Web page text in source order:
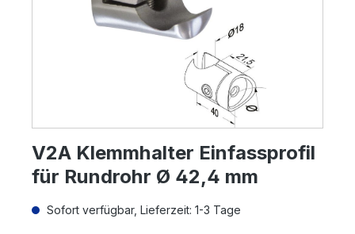
V2A Klemmhalter Einfassprofil
für Rundrohr Ø 42,4 mm
Sofort verfügbar, Lieferzeit: 1-3 Tage